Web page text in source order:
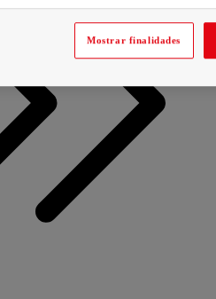
Mostrar finalidades